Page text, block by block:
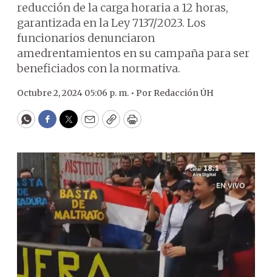
reducción de la carga horaria a 12 horas,
garantizada en la Ley 7137/2023. Los
funcionarios denunciaron
amedrentamientos en su campaña para ser
beneficiados con la normativa.
Octubre 2, 2024 05:06 p. m. • Por Redacción ÚH
WhatsApp
Facebook
Twitter
EmailCopyPrint